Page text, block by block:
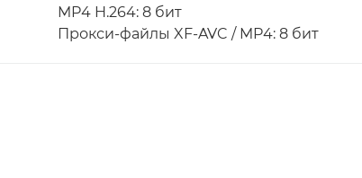
MP4 H.264: 8 бит
Прокси-файлы XF-AVC / MP4: 8 бит